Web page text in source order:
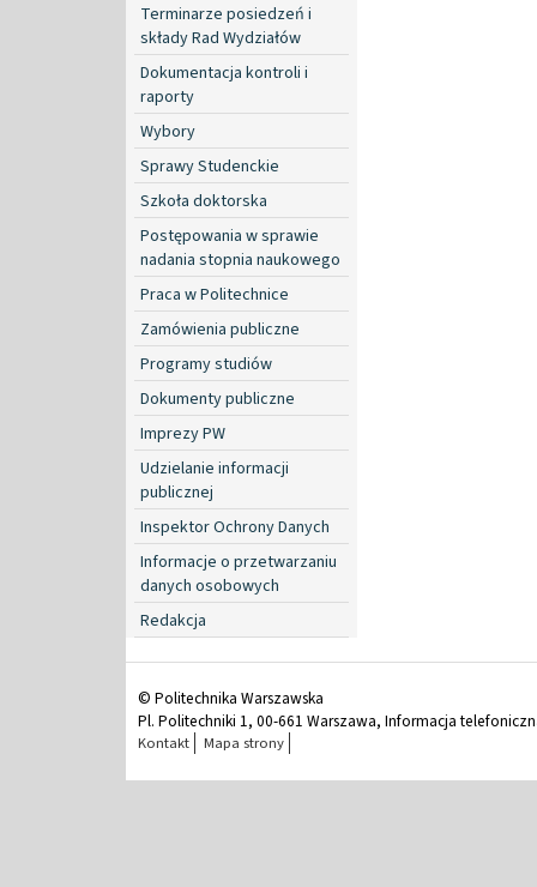
Terminarze posiedzeń i
składy Rad Wydziałów
Dokumentacja kontroli i
raporty
Wybory
Sprawy Studenckie
Szkoła doktorska
Postępowania w sprawie
nadania stopnia naukowego
Praca w Politechnice
Zamówienia publiczne
Programy studiów
Dokumenty publiczne
Imprezy PW
Udzielanie informacji
publicznej
Inspektor Ochrony Danych
Informacje o przetwarzaniu
danych osobowych
Redakcja
© Politechnika Warszawska
Pl. Politechniki 1, 00-661 Warszawa, Informacja
Kontakt Mapa strony